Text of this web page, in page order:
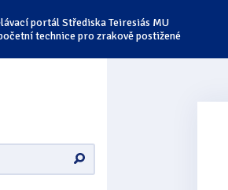
portál Střediska Teiresiás MU
technice pro zrakově postižené